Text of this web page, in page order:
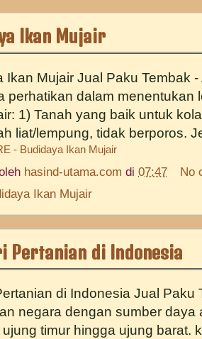
Ikan Mujair
Ikan Mujair Jual Paku Tembak
perhatikan dalam menentukan
1) Tanah yang baik untuk
liat/lempung, tidak berporos.
- Budidaya Ikan Mujair
hasind-utama.com di 07:47
No
Ikan Mujair
Pertanian di Indonesia
di Indonesia Jual Paku
negara dengan sumber daya
ujung timur hingga ujung barat.